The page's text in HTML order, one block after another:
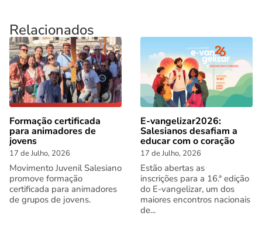
Relacionados
Formação certificada
para animadores de
jovens
17 de Julho, 2026
Movimento Juvenil Salesiano
promove formação
certificada para animadores
de grupos de jovens.
E-vangelizar2026:
Salesianos desafiam a
educar com o coração
17 de Julho, 2026
Estão abertas as
inscrições para a 16.ª edição
do E-vangelizar, um dos
maiores encontros nacionais
de...